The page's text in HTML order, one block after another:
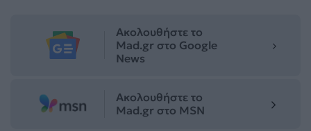
Ακολουθήστε το
Mad.gr στο Google
News
Ακολουθήστε το
Mad.gr στο MSN